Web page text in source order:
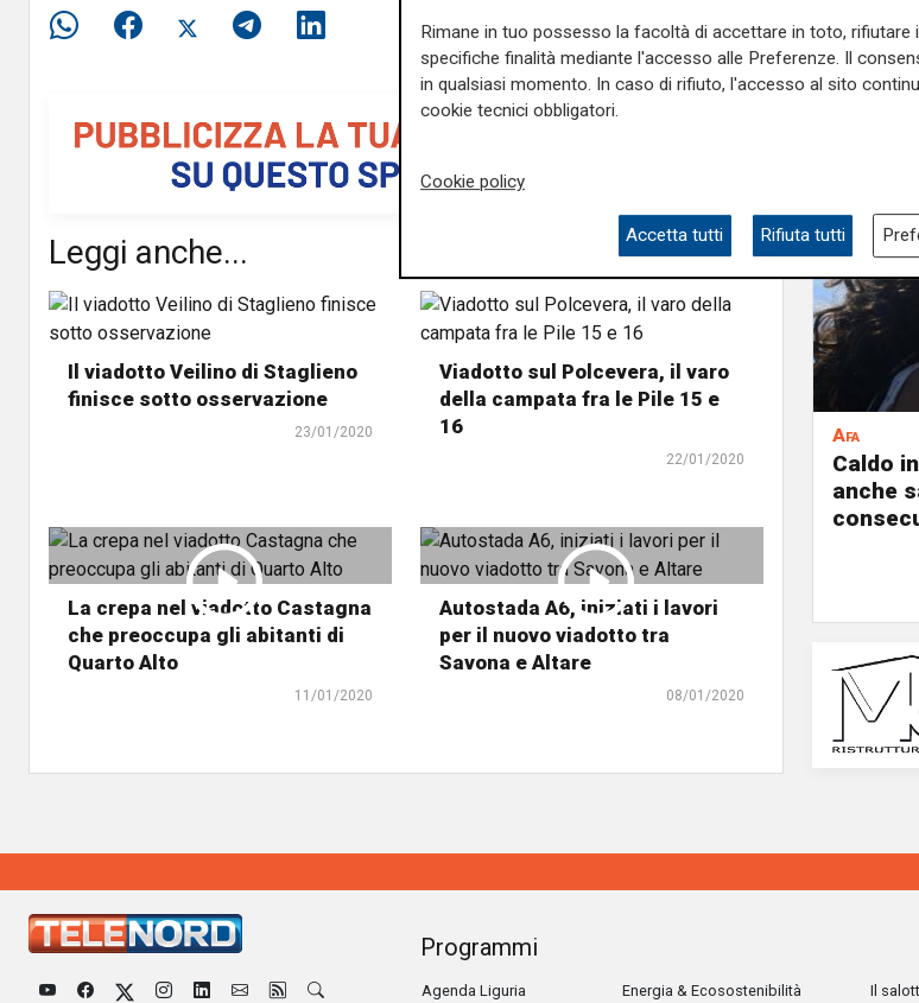
Leggi anche...
Il viadotto Veilino di Staglieno
finisce sotto osservazione
23/01/2020
Viadotto sul Polcevera, il varo
della campata fra le Pile 15 e
16
22/01/2020
La crepa nel viadotto Castagna
che preoccupa gli abitanti di
Quarto Alto
11/01/2020
Autostada A6, iniziati i lavori
per il nuovo viadotto tra
Savona e Altare
08/01/2020
Afa
Caldo
anche
Programmi
Agenda Liguria
Energia & Ecosostenibilità
Il
Rimane in tuo possesso la facoltà di accettare in toto, rifiutare
specifiche finalità mediante l'accesso alle Preferenze. Il
in qualsiasi momento. In caso di rifiuto, l'accesso al sito
cookie tecnici obbligatori.
Cookie policy
Accetta tutti Rifiuta tutti